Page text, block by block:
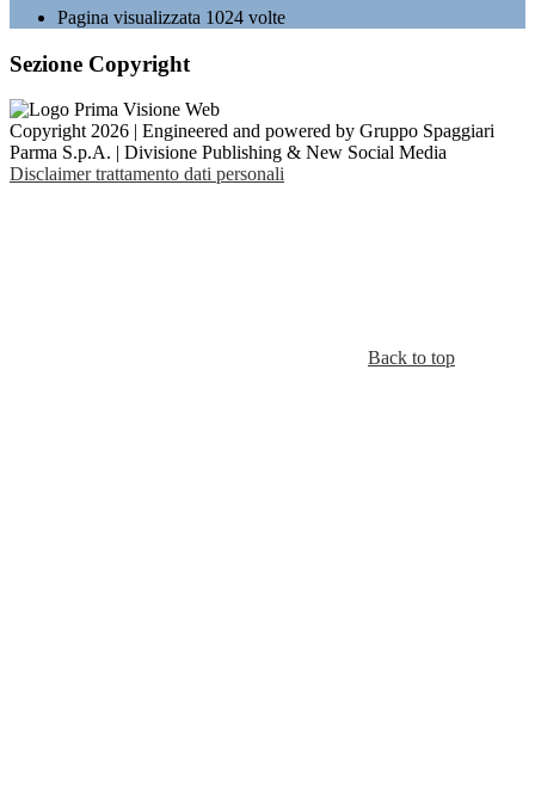
Pagina visualizzata 1024 volte
Sezione Copyright
Copyright 2026 | Engineered and powered by Gruppo Spaggiari
Parma S.p.A. | Divisione Publishing & New Social Media
Disclaimer trattamento dati personali
Back to top